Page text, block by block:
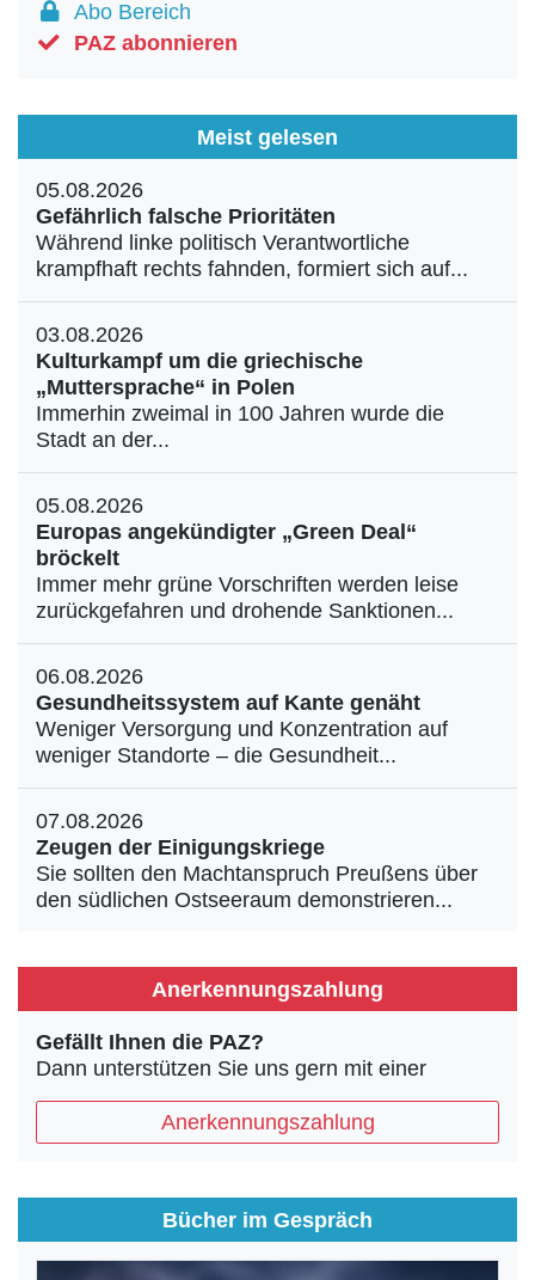
Abo Bereich
PAZ abonnieren
Meist gelesen
05.08.2026
Gefährlich falsche Prioritäten
Während linke politisch Verantwortliche
krampfhaft rechts fahnden, formiert sich auf...
03.08.2026
Kulturkampf um die griechische
„Muttersprache“ in Polen
Immerhin zweimal in 100 Jahren wurde die
Stadt an der...
05.08.2026
Europas angekündigter „Green Deal“
bröckelt
Immer mehr grüne Vorschriften werden leise
zurückgefahren und drohende Sanktionen...
06.08.2026
Gesundheitssystem auf Kante genäht
Weniger Versorgung und Konzentration auf
weniger Standorte – die Gesundheit...
07.08.2026
Zeugen der Einigungskriege
Sie sollten den Machtanspruch Preußens über
den südlichen Ostseeraum demonstrieren...
Anerkennungszahlung
Gefällt Ihnen die PAZ?
Dann unterstützen Sie uns gern mit einer
Anerkennungszahlung
Bücher im Gespräch